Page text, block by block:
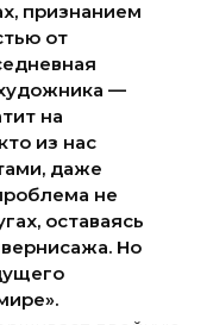
признанием
от
—
на
из нас
даже
не
оставаясь
Но